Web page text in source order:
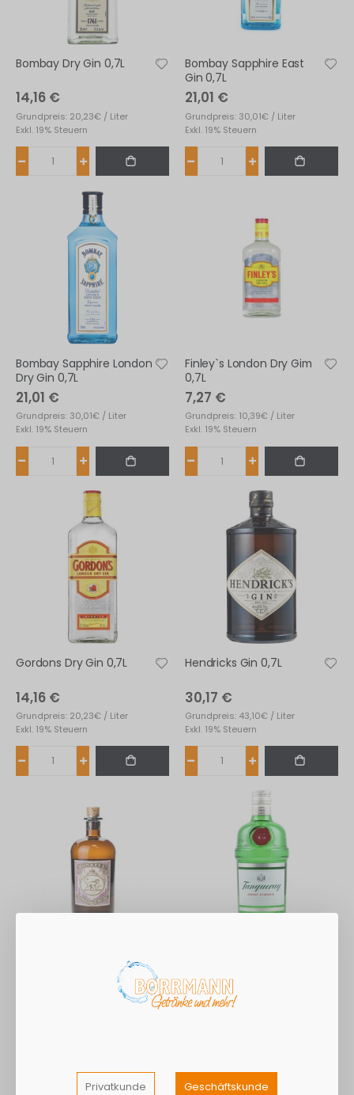
Bombay Dry Gin 0,7L
14,16 €
Grundpreis: 20,23€ / Liter
Exkl. 19% Steuern
Bombay Sapphire East
Gin 0,7L
21,01 €
Grundpreis: 30,01€ / Liter
Exkl. 19% Steuern
Bombay Sapphire London
Dry Gin 0,7L
21,01 €
Grundpreis: 30,01€ / Liter
Exkl. 19% Steuern
Finley`s London Dry Gim
0,7L
7,27 €
Grundpreis: 10,39€ / Liter
Exkl. 19% Steuern
Gordons Dry Gin 0,7L
14,16 €
Grundpreis: 20,23€ / Liter
Exkl. 19% Steuern
Hendricks Gin 0,7L
30,17 €
Grundpreis: 43,10€ / Liter
Exkl. 19% Steuern
Monkey 47 Dry Gin 0,5L
Gin 0,7L
24,29 €
Privatkunde Geschäftskunde